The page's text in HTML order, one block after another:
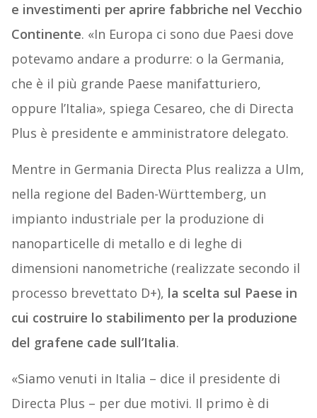
e investimenti per aprire fabbriche nel Vecchio
Continente. «In Europa ci sono due Paesi dove
potevamo andare a produrre: o la Germania,
che è il più grande Paese manifatturiero,
oppure l’Italia», spiega Cesareo, che di Directa
Plus è presidente e amministratore delegato.
Mentre in Germania Directa Plus realizza a Ulm,
nella regione del Baden-Württemberg, un
impianto industriale per la produzione di
nanoparticelle di metallo e di leghe di
dimensioni nanometriche (realizzate secondo il
processo brevettato D+), la scelta sul Paese in
cui costruire lo stabilimento per la produzione
del grafene cade sull’Italia.
«Siamo venuti in Italia – dice il presidente di
Directa Plus – per due motivi. Il primo è di